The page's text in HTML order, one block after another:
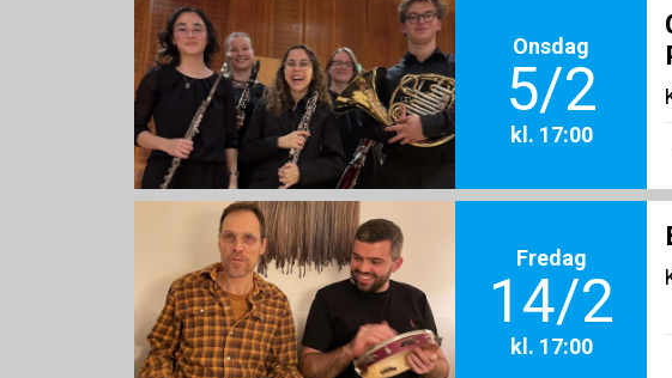
Onsdag
5/2
kl. 17:00
Fredag
14/2
kl. 17:00